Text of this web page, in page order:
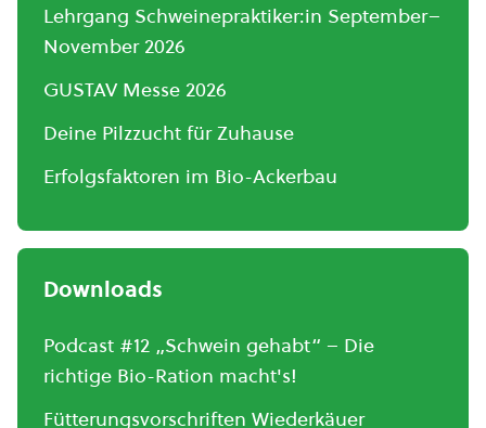
Lehrgang Schweinepraktiker:in September–
November 2026
GUSTAV Messe 2026
Deine Pilzzucht für Zuhause
Erfolgsfaktoren im Bio-Ackerbau
Downloads
Podcast #12 „Schwein gehabt“ – Die
richtige Bio-Ration macht's!
Fütterungsvorschriften Wiederkäuer